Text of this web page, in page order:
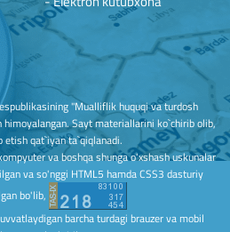
"Mualliflik huquqi va turdosh
Sayt materiallarini ko`chirib olib,
etish qat`iyan ta`qiqlanadi.
va boshqa shunga o'xshash uskunalar
va so'nggi HTML5 hamda CSS3 dasturiy
bo'lib,
barcha turdagi brauzer va mobil